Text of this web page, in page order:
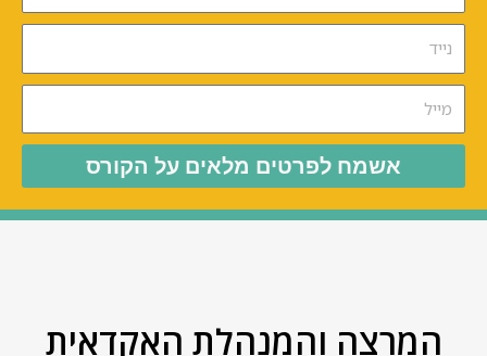
אשמח לפרטים מלאים על הקורס
המרצה והמנהלת האקדאית